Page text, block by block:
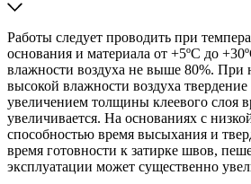
Работы следует проводить при
основания и материала от +5ºС до
влажности воздуха не выше 80%. При
высокой влажности воздуха твердение
увеличением толщины клеевого слоя
увеличивается. На основаниях с
способностью время высыхания и
время готовности к затирке швов,
эксплуатации может существенно